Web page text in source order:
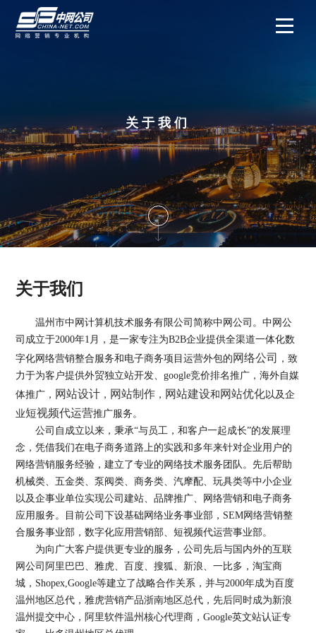
关于我们
关于我们
温州市中网计算机技术服务有限公司简称中网公司。中网公
司成立于2000年1月，是一家专注为B2B企业提供全渠道一体化数
字化网络营销整合服务和电子商务项目运营外包的 网络公司
，致
力于为客户提供外贸独立站开发、google竞价排名推广，海外自媒
体推广， 网站设计 ， 网站制作 ， 网站建设和 网站优化以及企
业短视频代运营推广服务。
公司自成立以来，秉承“与员工，和客户一起成长”的发展理
念，凭借我们在电子商务道路上的实践和多年来针对企业用户的
网络营销服务经验，建立了专业的网络技术服务团队。先后帮助
机械类、五金类、泵阀类、商务类、汽摩配、玩具类等中小企业
以及企事业单位实现公司建站、品牌推广、网络营销和电子商务
应用服务。目前公司下设基础网络业务事业部，SEM网络营销整
合服务事业部，数字化应用营销部、短视频代运营事业部。
为向广大客户提供更专业的服务，公司先后与国内外的互联
网公司阿里巴巴、雅虎、百度、搜狐、新浪、一比多，淘宝商
城，Shopex,Google等建立了战略合作关系，并与2000年成为百度
温州地区总代，雅虎营销产品浙南地区总代，先后同时成为新浪
温州提交中心，阿里软件温州核心代理商，Google英文站认证专